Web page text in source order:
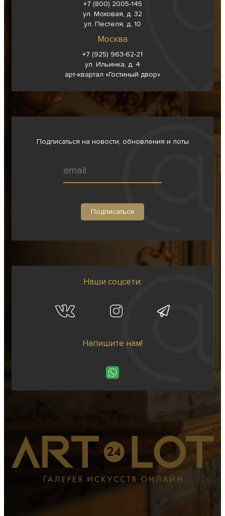
+7 (800) 2005-145
ул. Моховая, д. 32
ул. Пестеля, д. 10
Москва
+7 (925) 963-62-21
ул. Ильинка, д. 4
арт-квартал «Гостиный двор»
Подписаться на новости, обновления и лоты
Наши соцсети:
Напишите нам!